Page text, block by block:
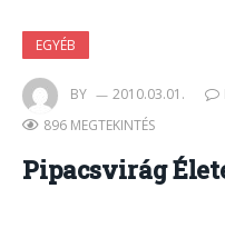
EGYÉB
Pipacsvirág
BY 2010.03.01.
896 MEGTEKINTÉS